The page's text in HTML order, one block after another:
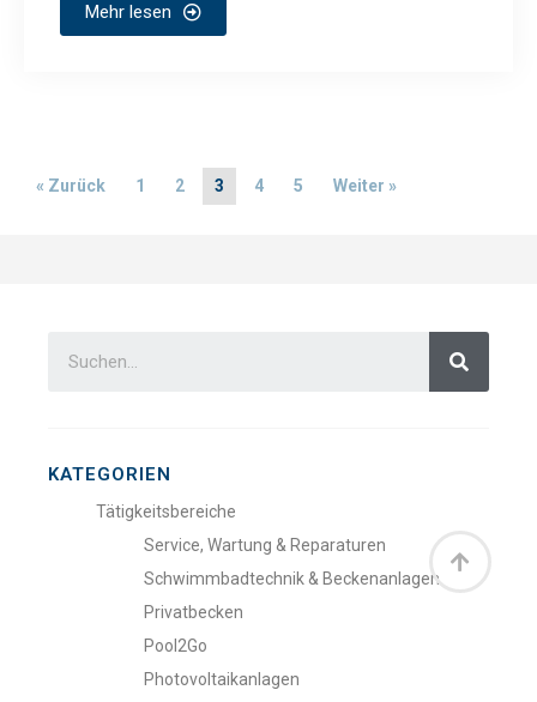
Mehr lesen
« Zurück 1 2 3 4 5 Weiter »
KATEGORIEN
Tätigkeitsbereiche
Service, Wartung & Reparaturen
Schwimmbadtechnik & Beckenanlagen
Privatbecken
Pool2Go
Photovoltaikanlagen